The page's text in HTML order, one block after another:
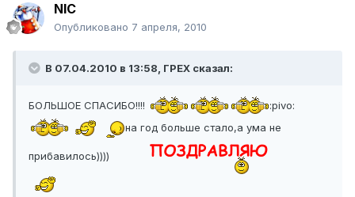
NIC
Опубликовано 7 апреля, 2010
В 07.04.2010 в 13:58, ГРЕХ сказал:
БОЛЬШОЕ СПАСИБО!!!!
:pivo:
на год больше стало,а ума не
прибавилось))))